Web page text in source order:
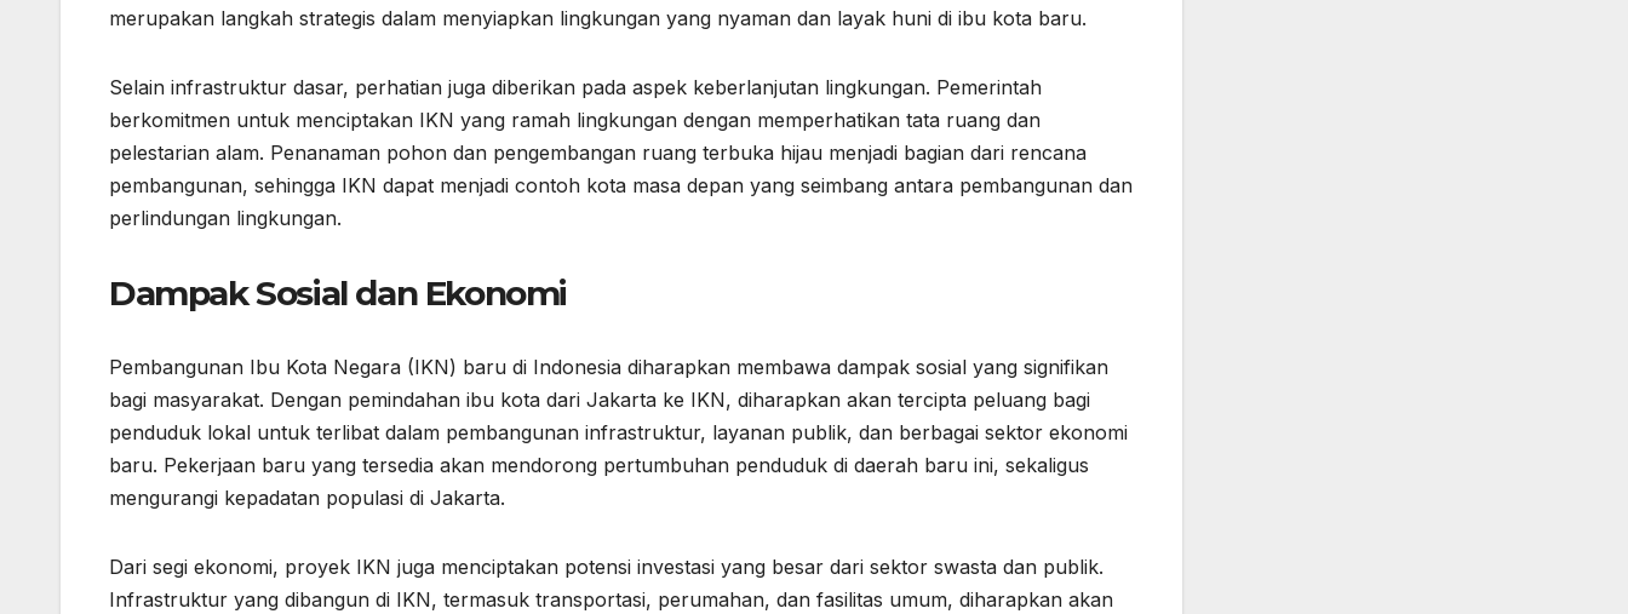
merupakan langkah strategis dalam menyiapkan lingkungan yang nyaman dan layak huni di ibu kota baru.
Selain infrastruktur dasar, perhatian juga diberikan pada aspek keberlanjutan lingkungan. Pemerintah
berkomitmen untuk menciptakan IKN yang ramah lingkungan dengan memperhatikan tata ruang dan
pelestarian alam. Penanaman pohon dan pengembangan ruang terbuka hijau menjadi bagian dari rencana
pembangunan, sehingga IKN dapat menjadi contoh kota masa depan yang seimbang antara pembangunan dan
perlindungan lingkungan.
Dampak Sosial dan Ekonomi
Pembangunan Ibu Kota Negara (IKN) baru di Indonesia diharapkan membawa dampak sosial yang signifikan
bagi masyarakat. Dengan pemindahan ibu kota dari Jakarta ke IKN, diharapkan akan tercipta peluang bagi
penduduk lokal untuk terlibat dalam pembangunan infrastruktur, layanan publik, dan berbagai sektor ekonomi
baru. Pekerjaan baru yang tersedia akan mendorong pertumbuhan penduduk di daerah baru ini, sekaligus
mengurangi kepadatan populasi di Jakarta.
Dari segi ekonomi, proyek IKN juga menciptakan potensi investasi yang besar dari sektor swasta dan publik.
Infrastruktur yang dibangun di IKN, termasuk transportasi, perumahan, dan fasilitas umum, diharapkan akan